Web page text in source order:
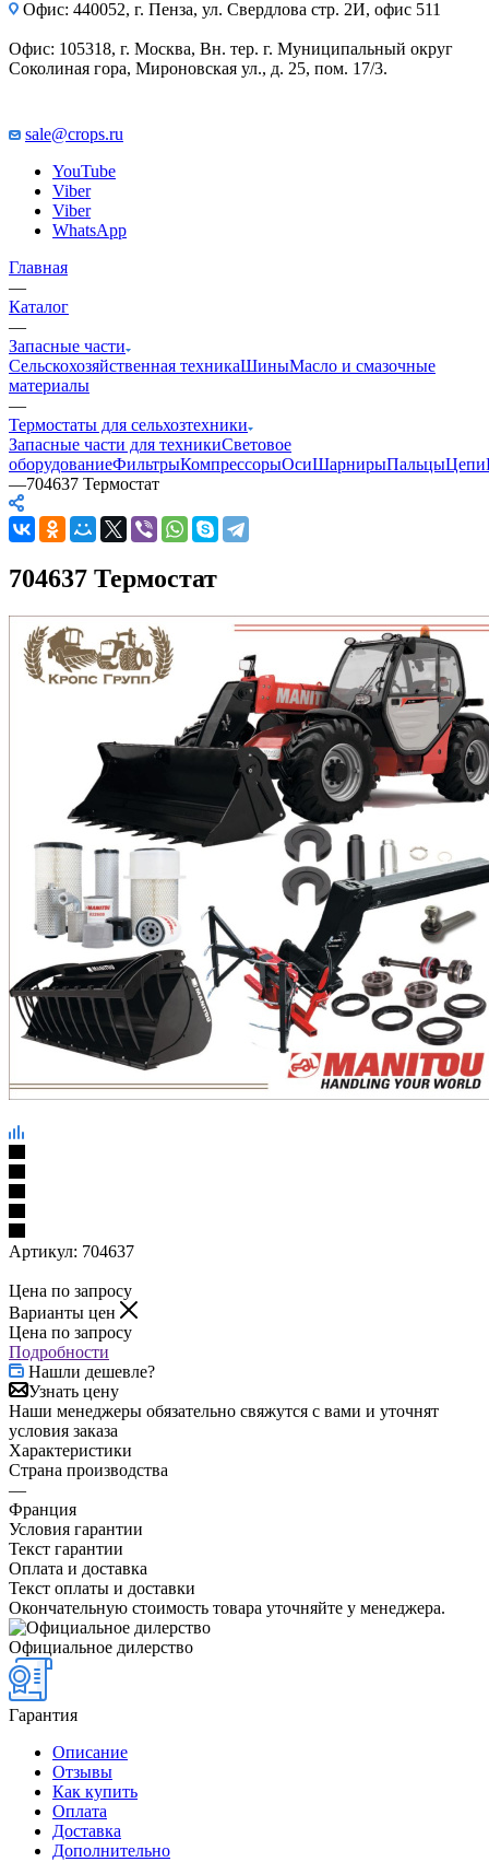
Офис: 440052, г. Пенза, ул. Свердлова стр. 2И, офис 511
Офис: 105318, г. Москва, Вн. тер. г. Муниципальный округ
Соколиная гора, Мироновская ул., д. 25, пом. 17/3.
sale@crops.ru
YouTube
Viber
Viber
WhatsApp
Главная
—
Каталог
—
Запасные части
Сельскохозяйственная техникаШиныМасло и смазочные
материалы
—
Термостаты для сельхозтехники
Запасные части для техникиСветовое
оборудованиеФильтрыКомпрессорыОсиШарнирыПальцыЦепи
—704637 Термостат
704637 Термостат
Артикул: 704637
Цена по запросу
Варианты цен
Цена по запросу
Подробности
Нашли дешевле?
Узнать цену
Наши менеджеры обязательно свяжутся с вами и уточнят
условия заказа
Характеристики
Страна производства
—
Франция
Условия гарантии
Текст гарантии
Оплата и доставка
Текст оплаты и доставки
Окончательную стоимость товара уточняйте у менеджера.
Официальное дилерство
Гарантия
Описание
Отзывы
Как купить
Оплата
Доставка
Дополнительно